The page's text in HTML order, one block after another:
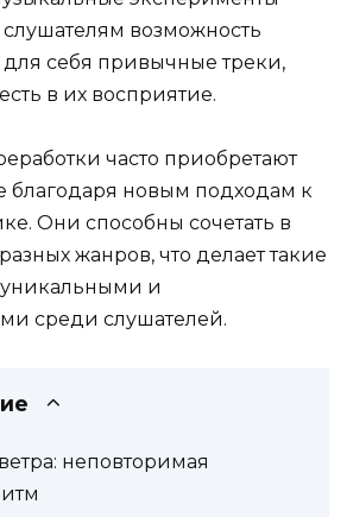
возможность
для себя привычные треки,
в их восприятие.
часто приобретают
благодаря новым подходам к
Они способны сочетать в
жанров, что делает такие
и
среди слушателей.
неповторимая